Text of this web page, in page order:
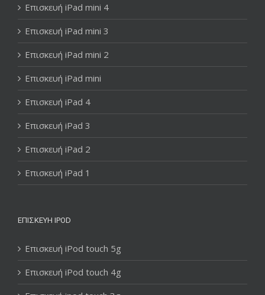
Επισκευή iPad mini 4
Επισκευή iPad mini 3
Επισκευή iPad mini 2
Επισκευή iPad mini
Επισκευή iPad 4
Επισκευή iPad 3
Επισκευή iPad 2
Επισκευή iPad 1
ΕΠΙΣΚΕΥΉ IPOD
Επισκευή iPod touch 5g
Επισκευή iPod touch 4g